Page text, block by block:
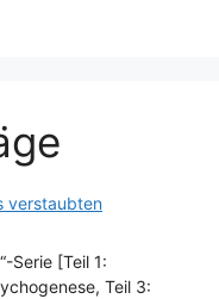
verstaubten
Serie [Teil 1:
Teil 3: